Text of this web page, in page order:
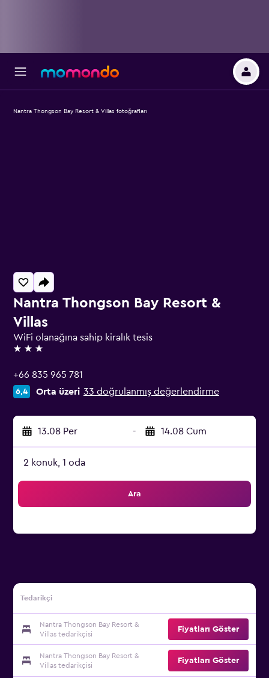
Nantra Thongson Bay Resort &
Villas
WiFi olanağına sahip kiralık tesis
3 yıldız
+66 835 965 781
6,4 Orta üzeri 33 doğrulanmış değerlendirme
13.08 Per - 14.08 Cum
2 konuk, 1 oda
Ara
Tedarikçi
Nantra Thongson Bay Resort &
Villas tedarikçisi
Fiyatları Göster
Nantra Thongson Bay Resort &
Villas tedarikçisi
Fiyatları Göster
Nantra Thongson Bay Resort & Villas fotoğrafları